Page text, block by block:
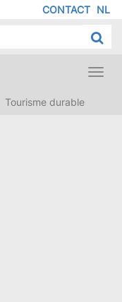
NL
DE
CONTACT
Tourisme durable